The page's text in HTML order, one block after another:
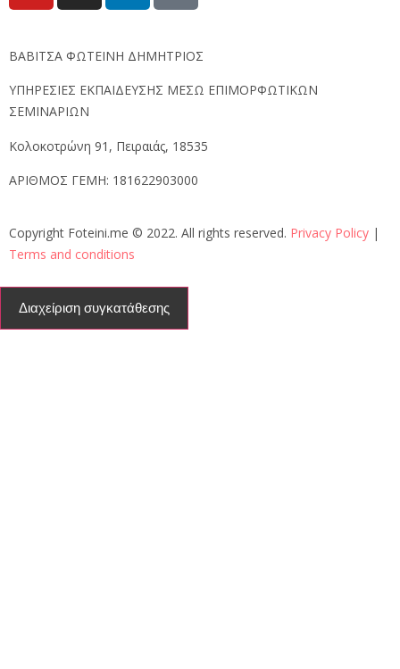
ΒΑΒΙΤΣΑ ΦΩΤΕΙΝΗ ΔΗΜΗΤΡΙΟΣ
ΥΠΗΡΕΣΙΕΣ ΕΚΠΑΙΔΕΥΣΗΣ ΜΕΣΩ ΕΠΙΜΟΡΦΩΤΙΚΩΝ
ΣΕΜΙΝΑΡΙΩΝ
Κολοκοτρώνη 91, Πειραιάς, 18535
ΑΡΙΘΜΟΣ ΓΕΜΗ: 181622903000
Copyright Foteini.me © 2022. All rights reserved. Privacy Policy |
Terms and conditions
Διαχείριση συγκατάθεσης